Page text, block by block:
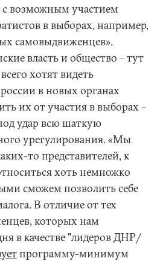
с возможным участием
в выборах, например,
самовыдвиженцев».
власть и общество – тут
хотят видеть
в новых органах
их от участия в выборах –
удар всю шаткую
урегулирования. «Мы
то представителей, к
хоть немножко
сможем позволить себе
В отличие от тех
которых нам
в качестве "лидеров ДНР/
программу-минимум